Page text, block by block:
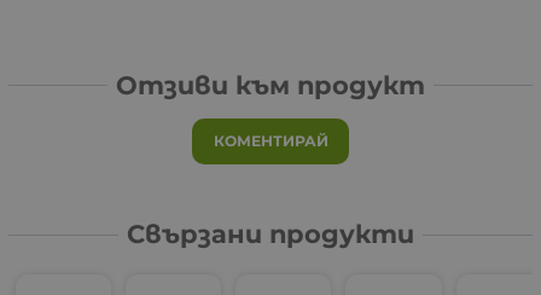
Отзиви към продукт
КОМЕНТИРАЙ
Свързани продукти